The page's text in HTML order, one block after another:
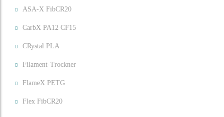
ASA-X FibCR20
CarbX PA12 CF15
CRystal PLA
Filament-Trockner
FlameX PETG
Flex FibCR20